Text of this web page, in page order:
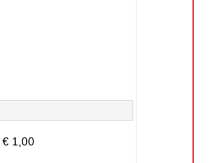
€ 1,00